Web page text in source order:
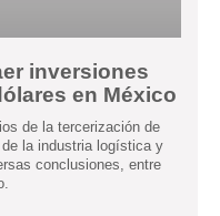
inversiones
en México
de la tercerización de
de la industria logística y
conclusiones, entre